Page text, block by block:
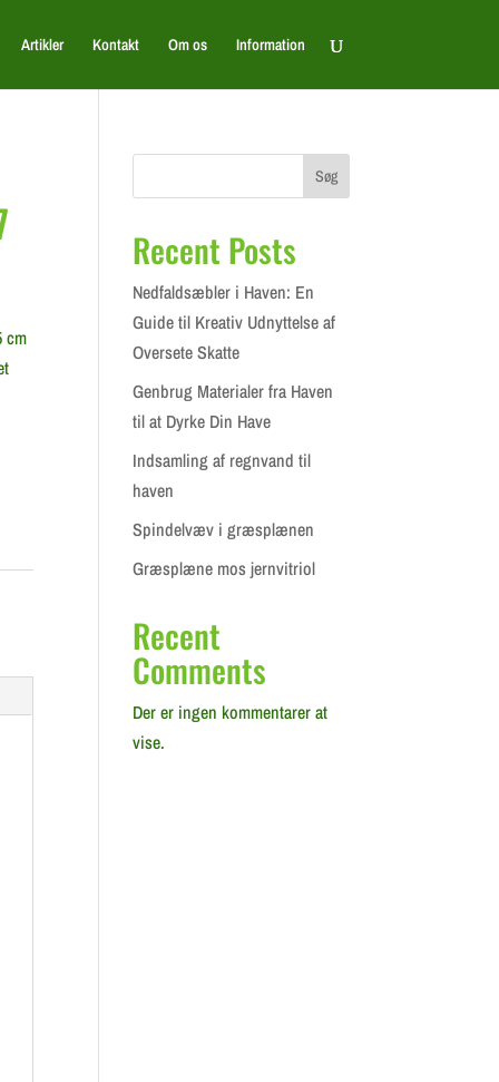
Artikler Kontakt Om os Information
cm
Søg
Recent Posts
Nedfaldsæbler i Haven: En
Guide til Kreativ Udnyttelse af
Oversete Skatte
Genbrug Materialer fra Haven
til at Dyrke Din Have
Indsamling af regnvand til
haven
Spindelvæv i græsplænen
Græsplæne mos jernvitriol
Recent
Comments
Der er ingen kommentarer at
vise.